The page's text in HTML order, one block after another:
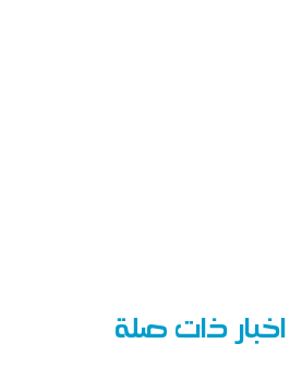
اخبار ذات صلة